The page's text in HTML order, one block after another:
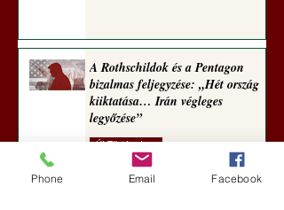
A Rothschildok és a Pentagon
bizalmas feljegyzése: „Hét ország
kiiktatása… Irán végleges
legyőzése”
6 nappal ezelőtt
Phone Email Facebook